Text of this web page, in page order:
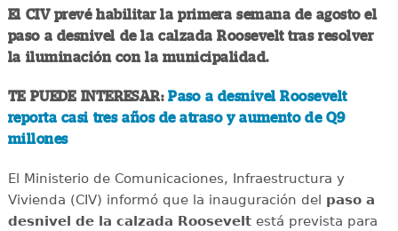
El CIV prevé habilitar la primera semana de agosto el
paso a desnivel de la calzada Roosevelt tras resolver
la iluminación con la municipalidad.
TE PUEDE INTERESAR:Paso a desnivel Roosevelt
reporta casi tres años de atraso y aumento de Q9
millones
El Ministerio de Comunicaciones, Infraestructura y
Vivienda (CIV) informó que la inauguración del paso a
desnivel de la calzada Rooseveltestá prevista para